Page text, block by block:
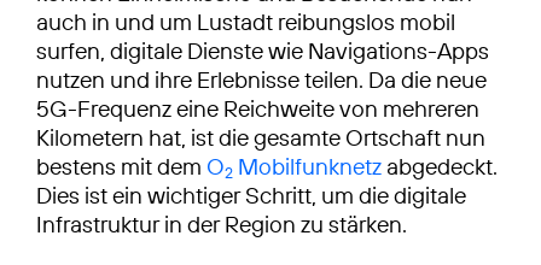
auch in und um Lustadt reibungslos mobil
surfen, digitale Dienste wie Navigations-Apps
nutzen und ihre Erlebnisse teilen. Da die neue
5G-Frequenz eine Reichweite von mehreren
Kilometern hat, ist die gesamte Ortschaft nun
bestens mit dem O2 Mobilfunknetz abgedeckt.
Dies ist ein wichtiger Schritt, um die digitale
Infrastruktur in der Region zu stärken.